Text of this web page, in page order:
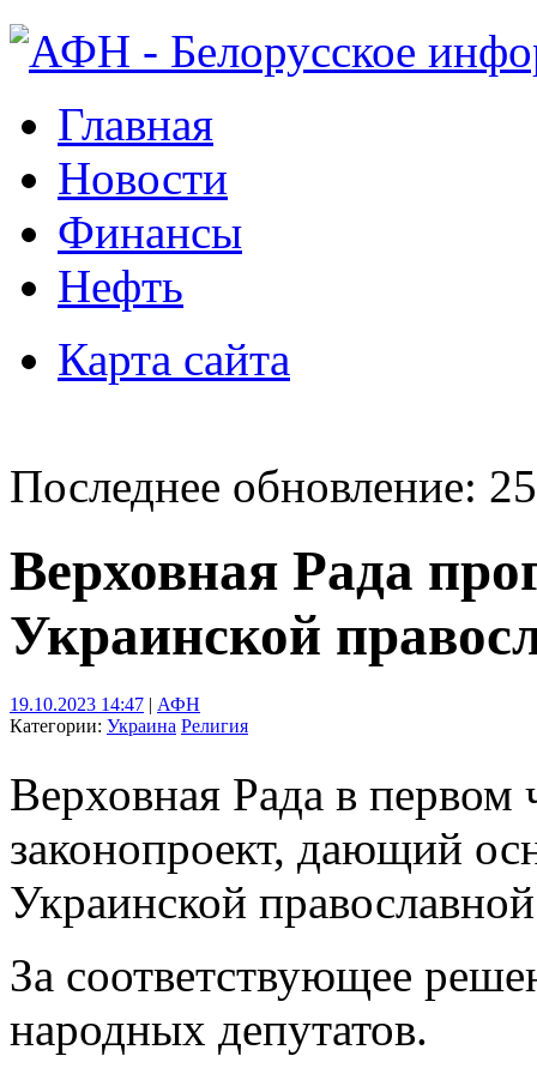
Главная
Новости
Финансы
Нефть
Карта сайта
Последнее обновление:
Верховная Рада
Украинской
19.10.2023 14:47 | АФН
Категории: Украина Религия
Верховная Рада в первом
законопроект, дающий
Украинской
За соответствующее
народных депутатов.